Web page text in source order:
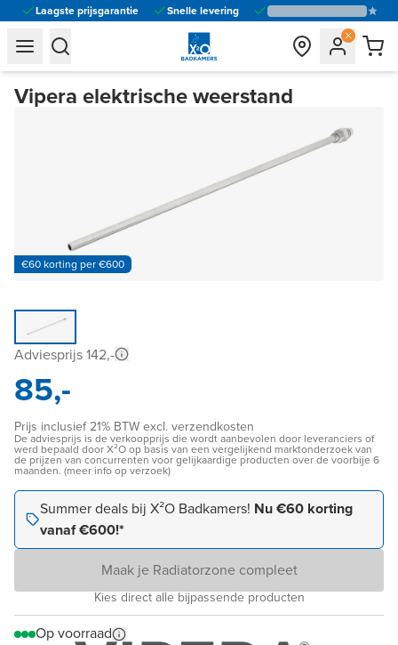
Laagste prijsgarantie Snelle levering
general.navigation.toggle_menu.label
general.navigation.toggle_menu.label
Vipera elektrische weerstand
€60 korting per €600
Adviesprijs 142,-
85,-
Prijs inclusief 21% BTW excl. verzendkosten
De adviesprijs is de verkoopprijs die wordt aanbevolen door leveranciers of
werd bepaald door X²O op basis van een vergelijkend marktonderzoek van
de prijzen van concurrenten voor gelijkaardige producten over de voorbije 6
maanden. (meer info op verzoek)
Summer deals bij X²O Badkamers! Nu €60 korting
vanaf €600!*
Maak je Radiatorzone compleet
Kies direct alle bijpassende producten
Op voorraad